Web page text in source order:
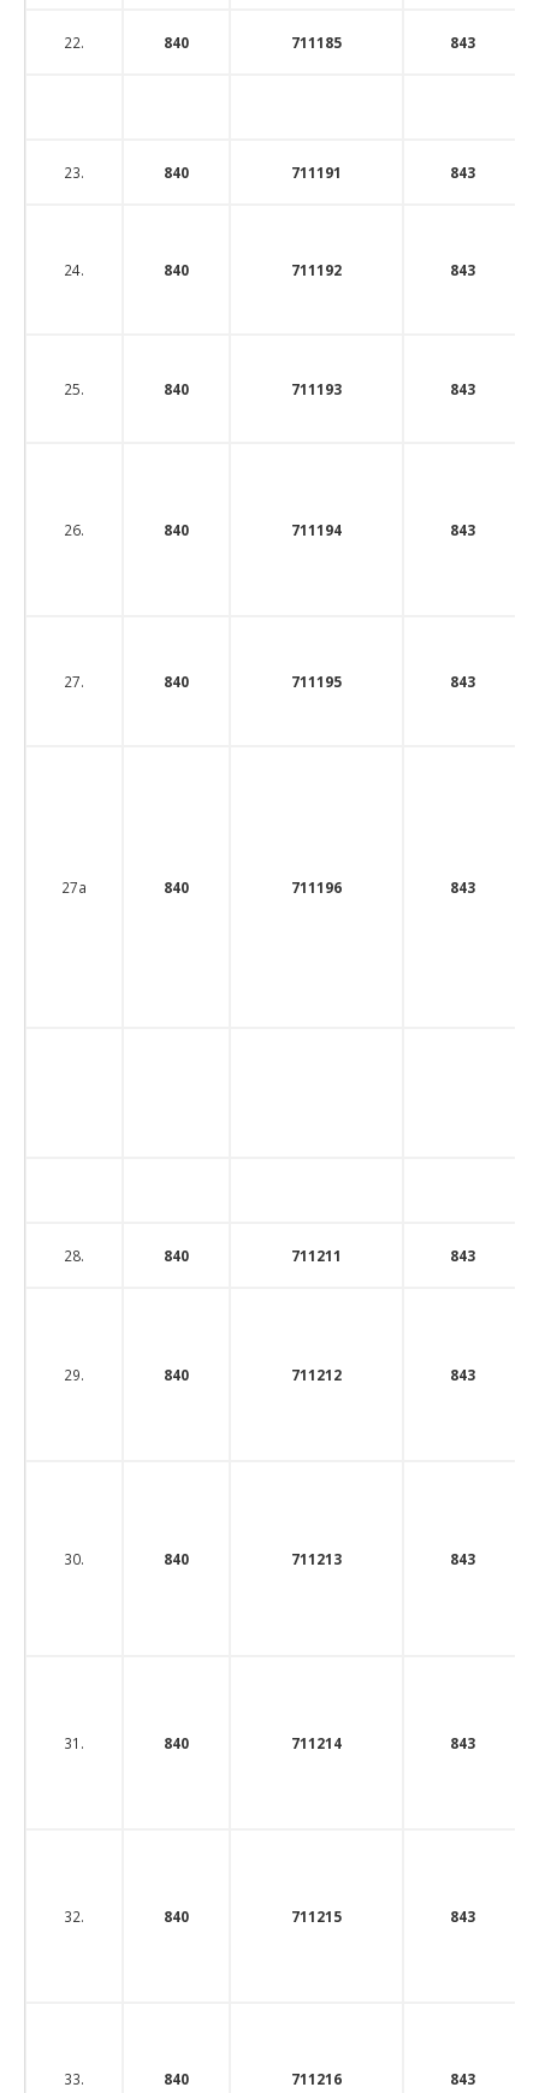
22. 840 711185 843
23. 840 711191 843
24. 840 711192 843
25. 840 711193 843
26. 840 711194 843
27. 840 711195 843
27а 840 711196 843
28. 840 711211 843
29. 840 711212 843
30. 840 711213 843
31. 840 711214 843
32. 840 711215 843
33. 840 711216 843